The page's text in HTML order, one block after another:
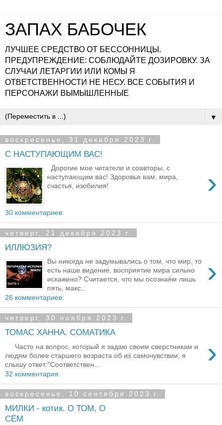
ЗАПАХ БАБОЧЕК
ЛУЧШЕЕ СРЕДСТВО ОТ БЕССОННИЦЫ.
ПРЕДУПРЕЖДЕНИЕ: СОБЛЮДАЙТЕ ДОЗИРОВКУ. ЗА
СЛУЧАИ ЛЕТАРГИИ ИЛИ КОМЫ Я
ОТВЕТСТВЕННОСТИ НЕ НЕСУ. ВСЕ СОБЫТИЯ И
ПЕРСОНАЖИ ВЫМЫШЛЕННЫЕ
▼
воскресенье, 31 декабря 2023 г.
С НАСТУПАЮЩИМ ВАС!
›
Дорогие мои читатели и соавторы, с
наступающим вас! Здоровья вам, мира,
счастья, изобилия!
30 комментариев:
четверг, 21 декабря 2023 г.
ИЛЛЮЗИЯ?
›
Вы никогда не задумывались о том, что мир, то
есть наше видение, восприятие мира сильно
искажено? Считается, что мы осознаём лишь
пять, макс...
26 комментариев:
четверг, 30 ноября 2023 г.
ТОМАС ХАННА. СОМАТИКА
›
Часто на вопрос, который я задаю своим сверстникам и
людям более старшего возраста об их самочувствии, я
слышу ответ:"Соответствен...
32 комментария:
воскресенье, 10 сентября 2023 г.
МИЛКИ - котик. О ТОМ, О
СЁМ